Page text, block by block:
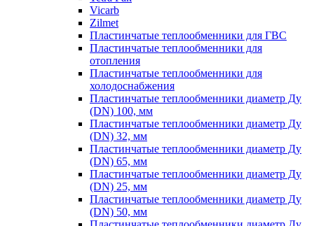
Vicarb
Zilmet
Пластинчатые теплообменники для ГВС
Пластинчатые теплообменники для
отопления
Пластинчатые теплообменники для
холодоснабжения
Пластинчатые теплообменники диаметр Ду
(DN) 100, мм
Пластинчатые теплообменники диаметр Ду
(DN) 32, мм
Пластинчатые теплообменники диаметр Ду
(DN) 65, мм
Пластинчатые теплообменники диаметр Ду
(DN) 25, мм
Пластинчатые теплообменники диаметр Ду
(DN) 50, мм